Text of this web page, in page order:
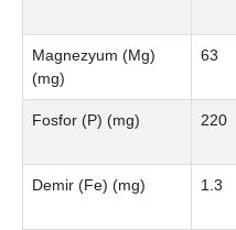
Magnezyum (Mg)
(mg)
63
Fosfor (P) (mg) 220
Demir (Fe) (mg) 1.3